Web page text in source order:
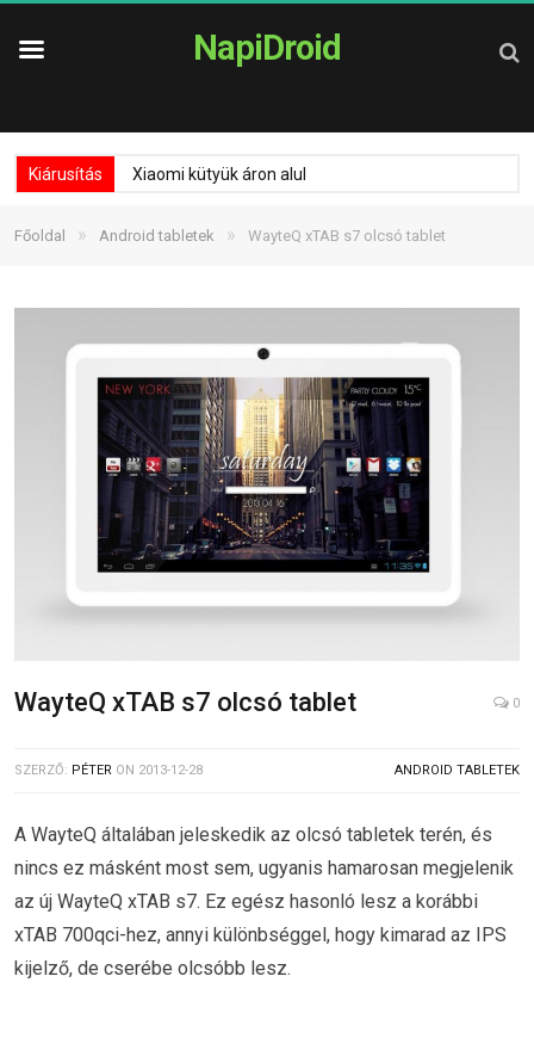
NapiDroid
Kiárusítás Xiaomi kütyük áron alul
Főoldal » Android tabletek » WayteQ xTAB s7 olcsó tablet
WayteQ xTAB s7 olcsó tablet 0
SZERZŐ: PÉTER ON 2013-12-28 ANDROID TABLETEK
A WayteQ általában jeleskedik az olcsó tabletek terén, és
nincs ez másként most sem, ugyanis hamarosan megjelenik
az új WayteQ xTAB s7. Ez egész hasonló lesz a korábbi
xTAB 700qci-hez, annyi különbséggel, hogy kimarad az IPS
kijelző, de cserébe olcsóbb lesz.